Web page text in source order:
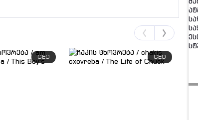
GEO GEO